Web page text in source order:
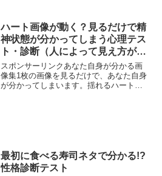
り付けで指輪をプレゼント↓↓↓↓↓↓↓↓この
心理テス...
ハート画像が動く？見るだけで精
神状態が分かってしまう心理テス
ト・診断（人によって見え方が違
う絵）
スポンサーリンクあなた自身が分かる画
像集1枚の画像を見るだけで、あなた自身
が分かってしまいます。揺れるハート中
最初に食べる寿司ネタで分かる!?
性格診断テスト